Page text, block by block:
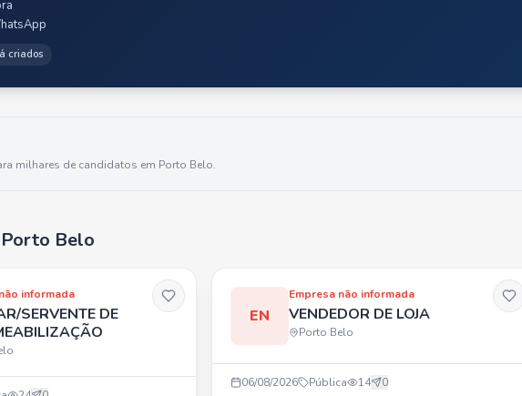
criados
milhares de candidatos em Porto Belo.
Belo
informada
SERVENTE DE
EN
Empresa não informada
VENDEDOR DE LOJA
Porto Belo
06/08/2026 Pública 14 0